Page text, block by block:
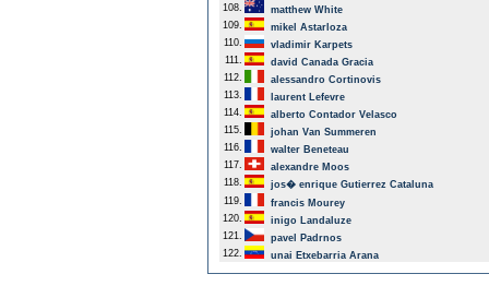
108.
matthew White
109.
mikel Astarloza
110.
vladimir Karpets
111.
david Canada Gracia
112.
alessandro Cortinovis
113.
laurent Lefevre
114.
alberto Contador Velasco
115.
johan Van Summeren
116.
walter Beneteau
117.
alexandre Moos
118.
jos� enrique Gutierrez Cataluna
119.
francis Mourey
120.
inigo Landaluze
121.
pavel Padrnos
122.
unai Etxebarria Arana